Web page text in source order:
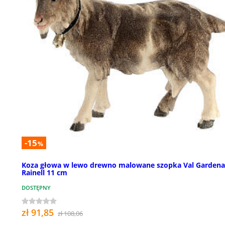
-15%
Koza głowa w lewo drewno malowane szopka Val Gardena
Rainell 11 cm
DOSTĘPNY
zł 91,85 zł 108,06